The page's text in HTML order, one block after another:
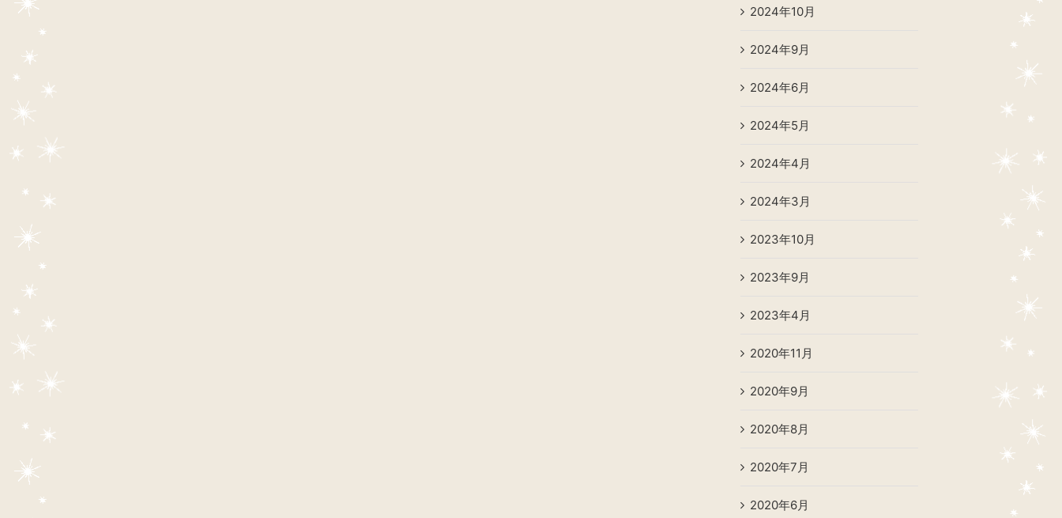
2024年10月
2024年9月
2024年6月
2024年5月
2024年4月
2024年3月
2023年10月
2023年9月
2023年4月
2020年11月
2020年9月
2020年8月
2020年7月
2020年6月